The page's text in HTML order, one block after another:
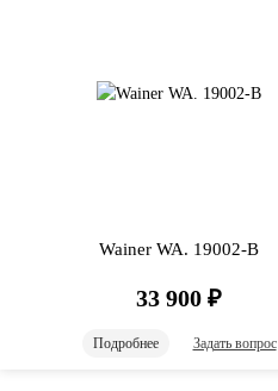
Wainer WA. 19002-B
33 900 ₽
Подробнее Задать вопрос